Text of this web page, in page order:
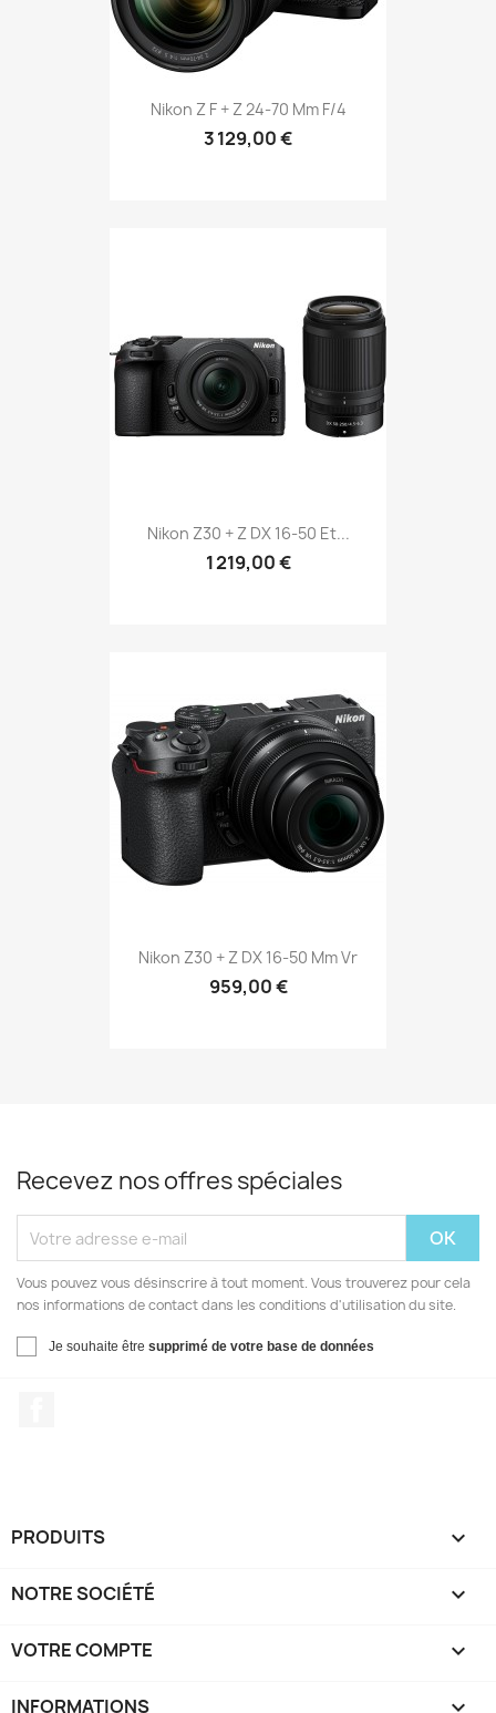
Nikon Z F + Z 24-70 Mm F/4
3 129,00 €
Nikon Z30 + Z DX 16-50 Et...
1 219,00 €
Nikon Z30 + Z DX 16-50 Mm Vr
959,00 €
Recevez nos offres spéciales
Vous pouvez vous désinscrire à tout moment. Vous trouverez pour cela
nos informations de contact dans les conditions d'utilisation du site.
Je souhaite être supprimé de votre base de données
PRODUITS 
NOTRE SOCIÉTÉ 
VOTRE COMPTE 
INFORMATIONS keyboard_arrow_down